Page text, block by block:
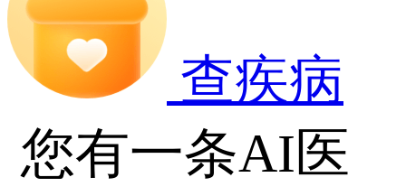
查疾病
您有一条AI医